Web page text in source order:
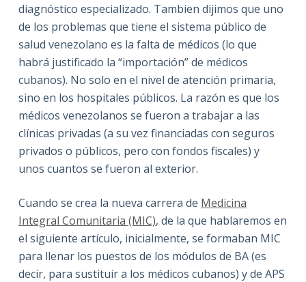
diagnóstico especializado. Tambien dijimos que uno
de los problemas que tiene el sistema público de
salud venezolano es la falta de médicos (lo que
habrá justificado la “importación” de médicos
cubanos). No solo en el nivel de atención primaria,
sino en los hospitales públicos. La razón es que los
médicos venezolanos se fueron a trabajar a las
clínicas privadas (a su vez financiadas con seguros
privados o públicos, pero con fondos fiscales) y
unos cuantos se fueron al exterior.
Cuando se crea la nueva carrera de Medicina
Integral Comunitaria (MIC), de la que hablaremos en
el siguiente artículo, inicialmente, se formaban MIC
para llenar los puestos de los módulos de BA (es
decir, para sustituir a los médicos cubanos) y de APS